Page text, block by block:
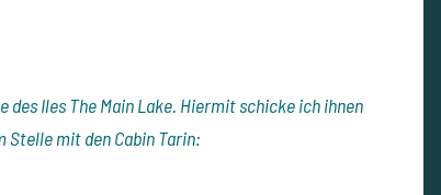
des Iles The Main Lake. Hiermit schicke ich ihnen
Stelle mit den Cabin Tarin: